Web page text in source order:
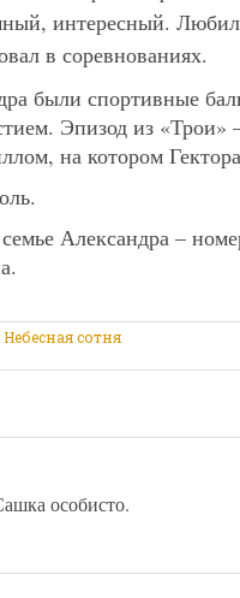
интересный. Любил
в соревнованиях.
были спортивные
Эпизод из
на котором
Александра –
Небесная сотня
особисто.